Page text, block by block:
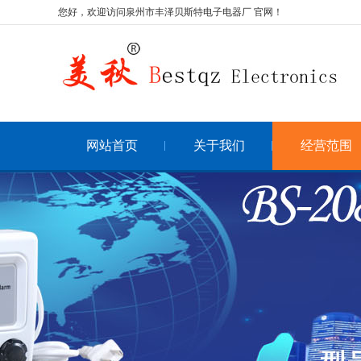
您好，欢迎访问泉州市丰泽贝斯特电子电器厂 官网！
网站首页 关于我们 经营范围